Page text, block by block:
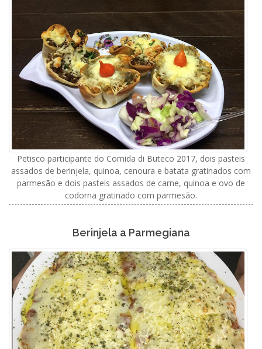
Petisco participante do Comida di Buteco 2017, dois pasteis
assados de berinjela, quinoa, cenoura e batata gratinados com
parmesão e dois pasteis assados de carne, quinoa e ovo de
codorna gratinado com parmesão.
Berinjela a Parmegiana